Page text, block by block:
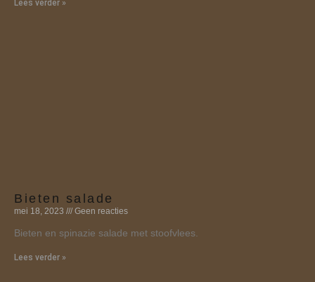
Lees verder »
Bieten salade
mei 18, 2023 Geen reacties
Bieten en spinazie salade met stoofvlees.
Lees verder »